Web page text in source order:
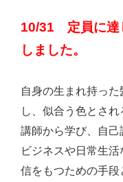
10/31 定員に達
しました。
自身の生まれ持っ
し、似合う色とさ
講師から学び、自己
ビジネスや日常生
信をもつための手